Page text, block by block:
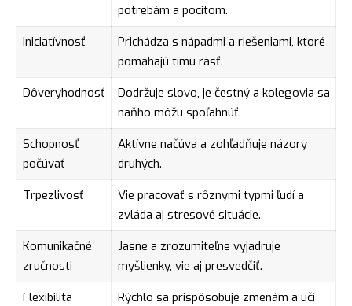
potrebám a pocitom.
Iniciatívnosť
Prichádza s nápadmi a riešeniami, ktoré
pomáhajú tímu rásť.
Dôveryhodnosť
Dodržuje slovo, je čestný a kolegovia sa
naňho môžu spoľahnúť.
Schopnosť
počúvať
Aktívne načúva a zohľadňuje názory
druhých.
Trpezlivosť
Vie pracovať s rôznymi typmi ľudí a
zvláda aj stresové situácie.
Komunikačné
zručnosti
Jasne a zrozumiteľne vyjadruje
myšlienky, vie aj presvedčiť.
Flexibilita
Rýchlo sa prispôsobuje zmenám a učí